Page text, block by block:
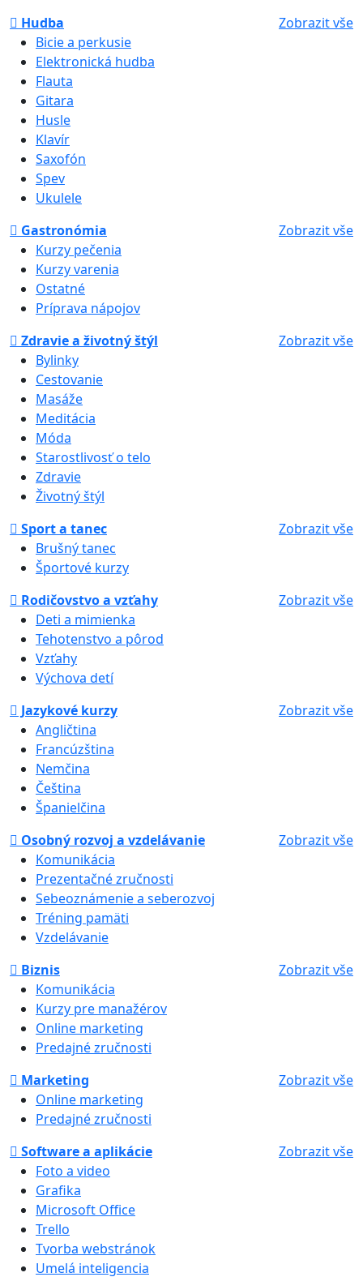
Hudba
Zobrazit vše
Bicie a perkusie
Elektronická hudba
Flauta
Gitara
Husle
Klavír
Saxofón
Spev
Ukulele
Gastronómia
Zobrazit vše
Kurzy pečenia
Kurzy varenia
Ostatné
Príprava nápojov
Zdravie a životný štýl
Zobrazit vše
Bylinky
Cestovanie
Masáže
Meditácia
Móda
Starostlivosť o telo
Zdravie
Životný štýl
Sport a tanec
Zobrazit vše
Brušný tanec
Športové kurzy
Rodičovstvo a vzťahy
Zobrazit vše
Deti a mimienka
Tehotenstvo a pôrod
Vzťahy
Výchova detí
Jazykové kurzy
Zobrazit vše
Angličtina
Francúzština
Nemčina
Čeština
Španielčina
Osobný rozvoj a vzdelávanie
Zobrazit vše
Komunikácia
Prezentačné zručnosti
Sebeoznámenie a seberozvoj
Tréning pamäti
Vzdelávanie
Biznis
Zobrazit vše
Komunikácia
Kurzy pre manažérov
Online marketing
Predajné zručnosti
Marketing
Zobrazit vše
Online marketing
Predajné zručnosti
Software a aplikácie
Zobrazit vše
Foto a video
Grafika
Microsoft Office
Trello
Tvorba webstránok
Umelá inteligencia